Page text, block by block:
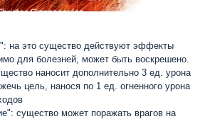
на это существо действуют эффекты
для болезней, может быть воскрешено.
наносит дополнительно 3 ед. урона
цель, нанося по 1 ед. огненного урона
существо может поражать врагов на